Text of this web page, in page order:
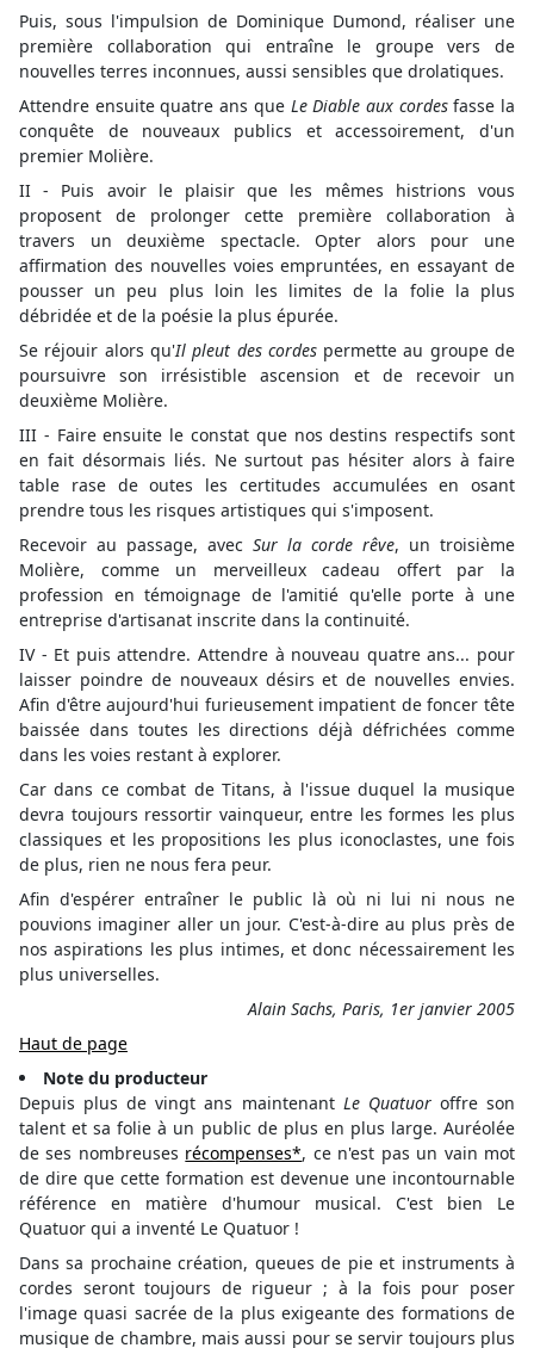
Puis, sous l'impulsion de Dominique Dumond, réaliser une
première collaboration qui entraîne le groupe vers de
nouvelles terres inconnues, aussi sensibles que drolatiques.
Attendre ensuite quatre ans que Le Diable aux cordesfasse la
conquête de nouveaux publics et accessoirement, d'un
premier Molière.
II - Puis avoir le plaisir que les mêmes histrions vous
proposent de prolonger cette première collaboration à
travers un deuxième spectacle. Opter alors pour une
affirmation des nouvelles voies empruntées, en essayant de
pousser un peu plus loin les limites de la folie la plus
débridée et de la poésie la plus épurée.
Se réjouir alors qu'Il pleut des cordes permette au groupe de
poursuivre son irrésistible ascension et de recevoir un
deuxième Molière.
III - Faire ensuite le constat que nos destins respectifs sont
en fait désormais liés. Ne surtout pas hésiter alors à faire
table rase de outes les certitudes accumulées en osant
prendre tous les risques artistiques qui s'imposent.
Recevoir au passage, avec Sur la corde rêve, un troisième
Molière, comme un merveilleux cadeau offert par la
profession en témoignage de l'amitié qu'elle porte à une
entreprise d'artisanat inscrite dans la continuité.
IV - Et puis attendre. Attendre à nouveau quatre ans... pour
laisser poindre de nouveaux désirs et de nouvelles envies.
Afin d'être aujourd'hui furieusement impatient de foncer tête
baissée dans toutes les directions déjà défrichées comme
dans les voies restant à explorer.
Car dans ce combat de Titans, à l'issue duquel la musique
devra toujours ressortir vainqueur, entre les formes les plus
classiques et les propositions les plus iconoclastes, une fois
de plus, rien ne nous fera peur.
Afin d'espérer entraîner le public là où ni lui ni nous ne
pouvions imaginer aller un jour. C'est-à-dire au plus près de
nos aspirations les plus intimes, et donc nécessairement les
plus universelles.
Alain Sachs, Paris, 1er janvier 2005
Haut de page
Note du producteur
Depuis plus de vingt ans maintenant Le Quatuoroffre son
talent et sa folie à un public de plus en plus large. Auréolée
de ses nombreuses récompenses*, ce n'est pas un vain mot
de dire que cette formation est devenue une incontournable
référence en matière d'humour musical. C'est bien Le
Quatuor qui a inventé Le Quatuor !
Dans sa prochaine création, queues de pie et instruments à
cordes seront toujours de rigueur ; à la fois pour poser
l'image quasi sacrée de la plus exigeante des formations de
musique de chambre, mais aussi pour se servir toujours plus